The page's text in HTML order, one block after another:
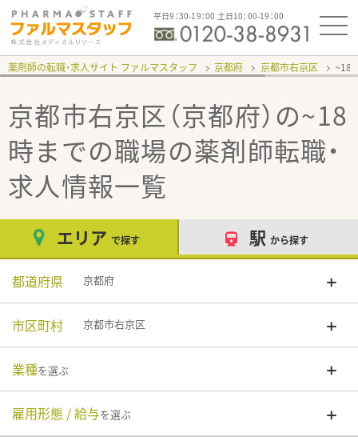
平日9：30-19：00 土日10：00-19：00
薬剤師の転職・求人サイト ファルマスタッフ 京都府 京都市右京区 ~18
京都市右京区（京都府）の~18
時までの職場の薬剤師転職・
求人情報一覧
エリア で探す 駅 から探す
都道府県 京都府
市区町村 京都市右京区
業種を選ぶ
雇用形態 / 給与を選ぶ